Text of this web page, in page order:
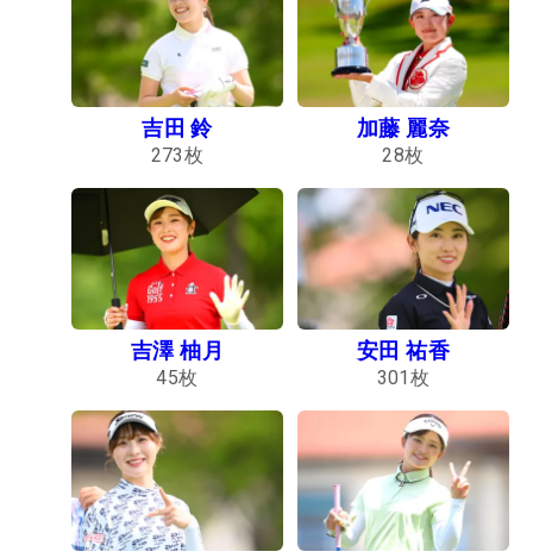
吉田 鈴
273枚
加藤 麗奈
28枚
吉澤 柚月
45枚
安田 祐香
301 枚